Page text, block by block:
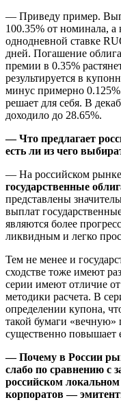
— Приведу пример.
100.35% от номинала,
однодневной ставке
дней. Погашение
премии в 0.35%
результируется в
минус примерно
решает для себя. В
доходило до 28.65%.
— Что предлагает
есть ли из чего
— На российском
государственные
представлены
выплат
являются более
ликвидным и легко
Тем не менее и
сходстве тоже имеют
серии имеют отличие
методики расчета. В
определении купона,
такой бумаги «вечную»
существенно повышает
— Почему в России
слабо по сравнению
российском
корпоратов —